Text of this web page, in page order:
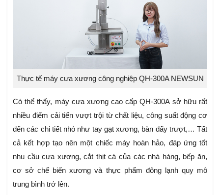
Thực tế máy cưa xương công nghiệp QH-300A NEWSUN
Có thể thấy, máy cưa xương cao cấp QH-300A sở hữu rất
nhiều điểm cải tiến vượt trội từ chất liệu, công suất động cơ
đến các chi tiết nhỏ như tay gạt xương, bàn đẩy trượt,… Tất
cả kết hợp tạo nên một chiếc máy hoàn hảo, đáp ứng tốt
nhu cầu cưa xương, cắt thịt cá của các nhà hàng, bếp ăn,
cơ sở chế biến xương và thực phẩm đông lạnh quy mô
trung bình trở lên.